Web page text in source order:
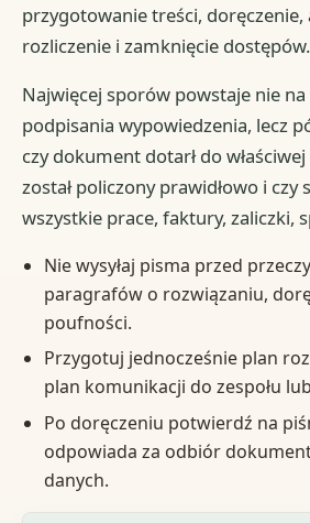
przygotowanie treści, doręczenie,
rozliczenie i zamknięcie dostępów.
Najwięcej sporów powstaje nie
podpisania wypowiedzenia, lecz
czy dokument dotarł do
został policzony prawidłowo i czy
wszystkie prace, faktury, zaliczki,
Nie wysyłaj pisma przed
paragrafów o rozwiązaniu,
poufności.
Przygotuj jednocześnie plan
plan komunikacji do zespołu
Po doręczeniu potwierdź na
odpowiada za odbiór
danych.